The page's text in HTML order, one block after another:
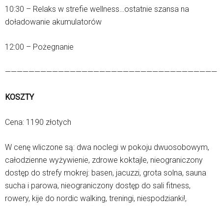
10:30 – Relaks w strefie wellness…ostatnie szansa na
doładowanie akumulatorów
12:00 – Pożegnanie
————————————————————————————————————
KOSZTY
Cena: 1190 złotych
W cenę wliczone są: dwa noclegi w pokoju dwuosobowym,
całodzienne wyżywienie, zdrowe koktajle, nieograniczony
dostęp do strefy mokrej: basen, jacuzzi, grota solna, sauna
sucha i parowa, nieograniczony dostęp do sali fitness,
rowery, kije do nordic walking, treningi, niespodzianki!,